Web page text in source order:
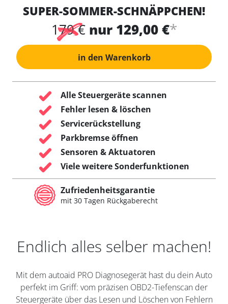
SUPER-SOMMER-SCHNÄPPCHEN!
179 € nur 129,00 €*
in den Warenkorb
Alle Steuergeräte scannen
Fehler lesen & löschen
Servicerückstellung
Parkbremse öffnen
Sensoren & Aktuatoren
Viele weitere Sonderfunktionen
Zufriedenheitsgarantie
mit 30 Tagen Rückgaberecht
Endlich alles selber machen!
Mit dem autoaid PRO Diagnosegerät hast du dein Auto
perfekt im Griff: vom präzisen OBD2-Tiefenscan der
Steuergeräte über das Lesen und Löschen von Fehlern